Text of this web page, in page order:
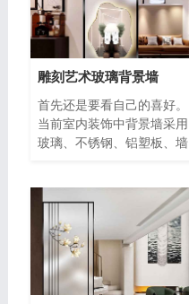
雕刻艺术玻璃背景墙
首先还是要看自己的喜好。
当前室内装饰中背景墙采用
玻璃、不锈钢、铝塑板、墙